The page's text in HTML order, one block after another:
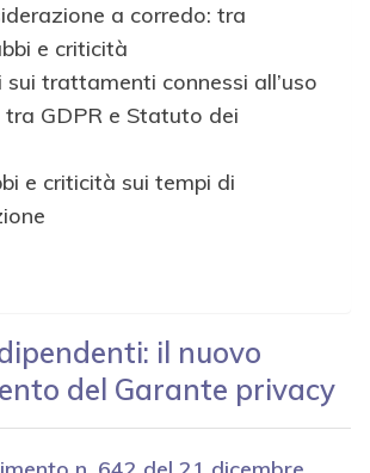
a corredo: tra
e criticità
sui trattamenti connessi all’uso
tra GDPR e Statuto dei
e criticità sui tempi di
il nuovo
del Garante privacy